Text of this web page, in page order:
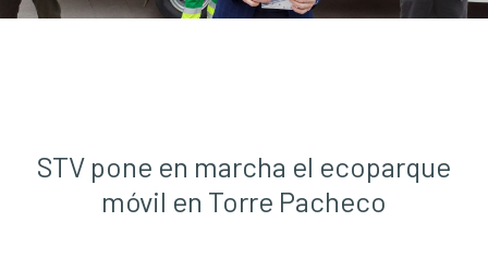
STV pone en marcha el ecoparque
móvil en Torre Pacheco